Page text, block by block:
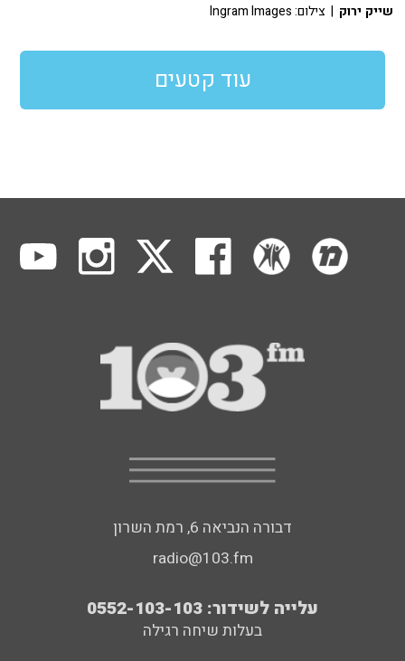
שייק ירוק | צילום: Ingram Images
עוד קטעים
דבורה הנביאה 6, רמת השרון
radio@103.fm
עלייה לשידור: 0552-103-103
בעלות שיחה רגילה